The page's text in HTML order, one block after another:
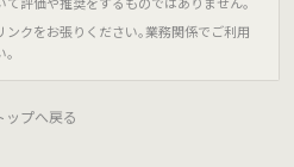
クをお張りください｡業務関係でご利用
｡
ップへ戻る